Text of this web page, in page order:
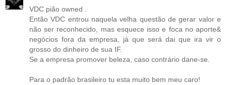
VDC pião owned .
Então VDC entrou naquela velha questão de gerar valor e
não ser reconhecido, mas esquece isso e foca no aporte&
negócios fora da empresa, já que será dai que ira vir o
grosso do dinheiro de sua IF.
Se a empresa promover beleza, caso contrário dane-se.
Para o padrão brasileiro tu esta muito bem meu caro!